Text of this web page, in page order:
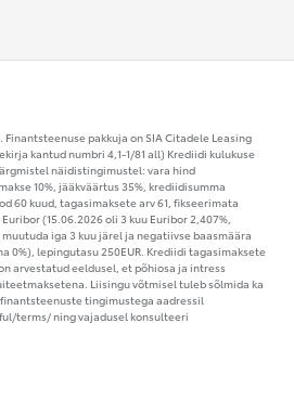
pakkuja on SIA Citadele Leasing
kantud numbri 4,1-1/81 all) Krediidi kulukuse
näidistingimustel: vara hind
10%, jääkväärtus 35%, krediidisumma
60 kuud, tagasimaksete arv 61, fikseerimata
(15.06.2026 oli 3 kuu Euribor 2,407%,
iga 3 kuu järel ja negatiivse baasmäära
0%), lepingutasu 250EUR. Krediidi tagasimaksete
arvestatud eeldusel, et põhiosa ja intress
Liisingu võtmisel tuleb sõlmida ka
tingimustega aadressil
terms/ ning vajadusel konsulteeri